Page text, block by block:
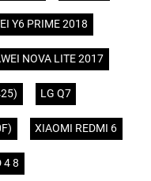
Y6 PRIME 2018
NOVA LITE 2017
LG Q7
XIAOMI REDMI 6
4 8